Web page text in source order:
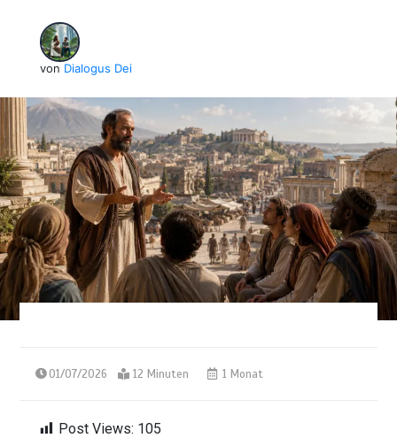
von Dialogus Dei
01/07/2026 12 Minuten 1 Monat
Post Views: 105